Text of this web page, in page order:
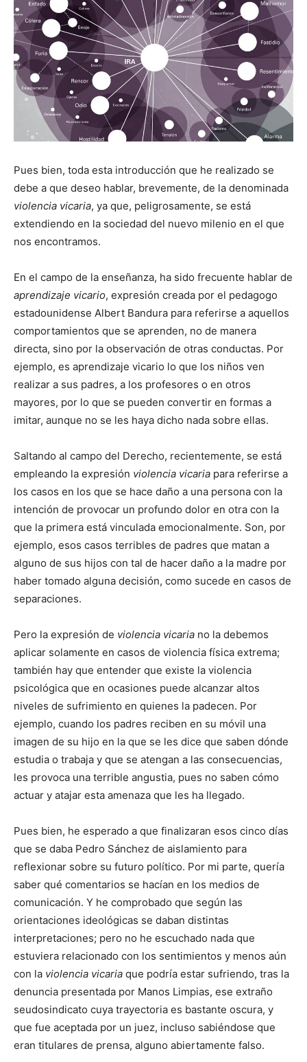
Pues bien, toda esta introducción que he realizado se
debe a que deseo hablar, brevemente, de la denominada
violencia vicaria, ya que, peligrosamente, se está
extendiendo en la sociedad del nuevo milenio en el que
nos encontramos.
En el campo de la enseñanza, ha sido frecuente hablar de
aprendizaje vicario, expresión creada por el pedagogo
estadounidense Albert Bandura para referirse a aquellos
comportamientos que se aprenden, no de manera
directa, sino por la observación de otras conductas. Por
ejemplo, es aprendizaje vicario lo que los niños ven
realizar a sus padres, a los profesores o en otros
mayores, por lo que se pueden convertir en formas a
imitar, aunque no se les haya dicho nada sobre ellas.
Saltando al campo del Derecho, recientemente, se está
empleando la expresión violencia vicaria para referirse a
los casos en los que se hace daño a una persona con la
intención de provocar un profundo dolor en otra con la
que la primera está vinculada emocionalmente. Son, por
ejemplo, esos casos terribles de padres que matan a
alguno de sus hijos con tal de hacer daño a la madre por
haber tomado alguna decisión, como sucede en casos de
separaciones.
Pero la expresión de violencia vicaria no la debemos
aplicar solamente en casos de violencia física extrema;
también hay que entender que existe la violencia
psicológica que en ocasiones puede alcanzar altos
niveles de sufrimiento en quienes la padecen. Por
ejemplo, cuando los padres reciben en su móvil una
imagen de su hijo en la que se les dice que saben dónde
estudia o trabaja y que se atengan a las consecuencias,
les provoca una terrible angustia, pues no saben cómo
actuar y atajar esta amenaza que les ha llegado.
Pues bien, he esperado a que finalizaran esos cinco días
que se daba Pedro Sánchez de aislamiento para
reflexionar sobre su futuro político. Por mi parte, quería
saber qué comentarios se hacían en los medios de
comunicación. Y he comprobado que según las
orientaciones ideológicas se daban distintas
interpretaciones; pero no he escuchado nada que
estuviera relacionado con los sentimientos y menos aún
con la violencia vicaria que podría estar sufriendo, tras la
denuncia presentada por Manos Limpias, ese extraño
seudosindicato cuya trayectoria es bastante oscura, y
que fue aceptada por un juez, incluso sabiéndose que
eran titulares de prensa, alguno abiertamente falso.